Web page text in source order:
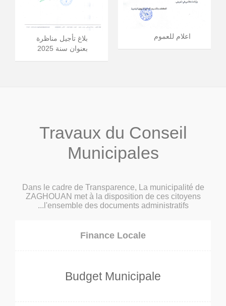
بلاغ تأجيل مناظرة
بعنوان سنة 2025
اعلام للعموم
Travaux du Conseil
Municipales
Dans le cadre de Transparence, La municipalité de
ZAGHOUAN met à la disposition de ces citoyens
l'ensemble des documents administratifs...
Finance Locale
Budget Municipale